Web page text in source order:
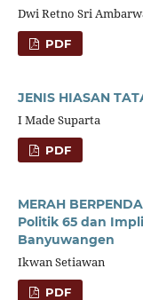
Dwi Retno Sri
PDF
JENIS HIASAN
I Made Suparta
PDF
MERAH
Politik 65 dan
Banyuwangen
Ikwan Setiawan
PDF